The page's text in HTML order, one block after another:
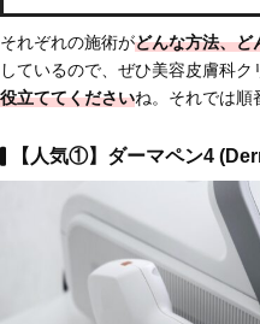
それぞれの施術がどんな方法、ど
しているので、ぜひ美容皮膚科ク
役立ててくださいね。それでは順
【人気①】ダーマペン4